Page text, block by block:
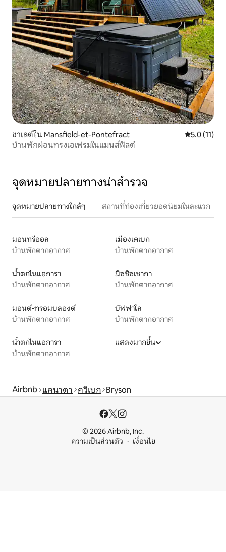
ชาเลต์ใน Mansfield-et-Pontefract คะแนนเฉลี่ย
5.0 (11)
บ้านพักผ่อนทรงเอเฟรมในแมนส์ฟิลด์
จุดหมายปลายทางน่าสำรวจ
จุดหมายปลายทางใกล้ๆ สถานที่ท่องเที่ยวยอดนิยมในละแวก
มอนทรีออล
บ้านพักตากอากาศ
เมืองเคเบก
บ้านพักตากอากาศ
น้ำตกไนแอการา
บ้านพักตากอากาศ
มิซซิซเซากา
บ้านพักตากอากาศ
มอนต์-ทรอมบลองต์
บ้านพักตากอากาศ
บัฟฟาโล
บ้านพักตากอากาศ
น้ำตกไนแอการา
บ้านพักตากอากาศ
แสดงมากขึ้น
Airbnb แคนาดา ควิเบก Bryson
© 2026 Airbnb, Inc.
ความเป็นส่วนตัว
เงื่อนไข